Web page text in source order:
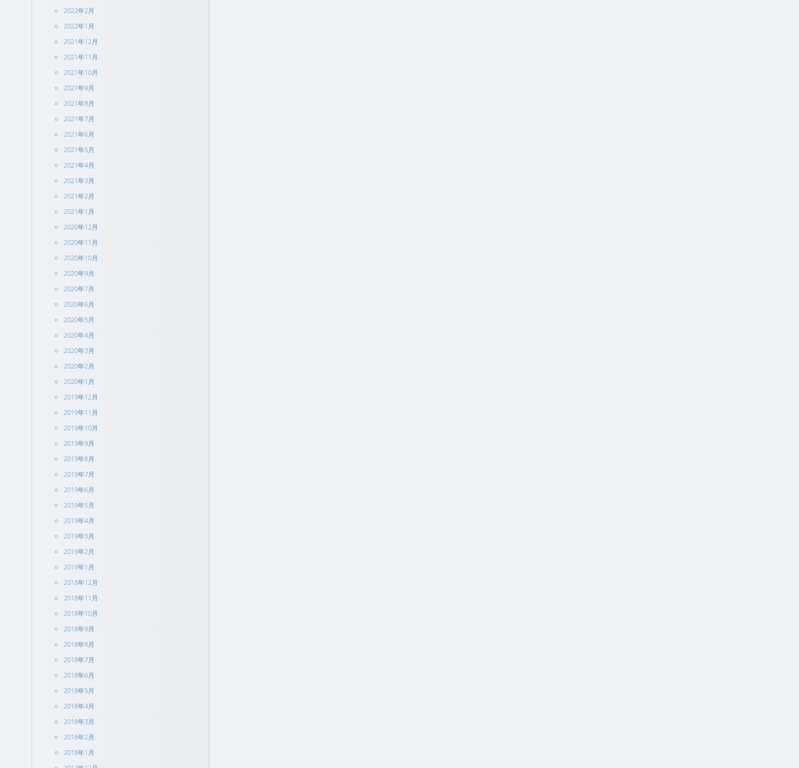
2022年2月
2022年1月
2021年12月
2021年11月
2021年10月
2021年9月
2021年8月
2021年7月
2021年6月
2021年5月
2021年4月
2021年3月
2021年2月
2021年1月
2020年12月
2020年11月
2020年10月
2020年9月
2020年7月
2020年6月
2020年5月
2020年4月
2020年3月
2020年2月
2020年1月
2019年12月
2019年11月
2019年10月
2019年9月
2019年8月
2019年7月
2019年6月
2019年5月
2019年4月
2019年3月
2019年2月
2019年1月
2018年12月
2018年11月
2018年10月
2018年9月
2018年8月
2018年7月
2018年6月
2018年5月
2018年4月
2018年3月
2018年2月
2018年1月